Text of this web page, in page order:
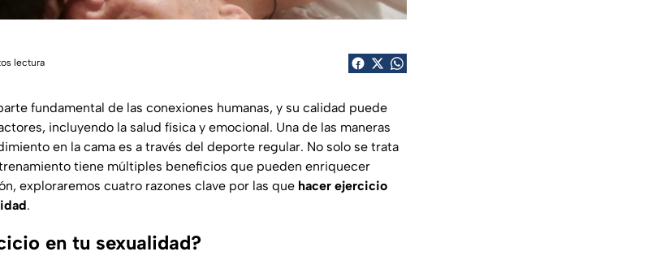
lectura
fundamental de las conexiones humanas, y su calidad puede
incluyendo la salud física y emocional. Una de las maneras
en la cama es a través del deporte regular. No solo se trata
tiene múltiples beneficios que pueden enriquecer
exploraremos cuatro razones clave por las que hacer ejercicio
.
en tu sexualidad?